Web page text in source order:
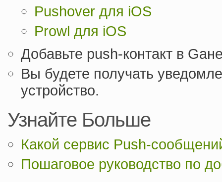
Pushover для iOS
Prowl для iOS
Добавьте push-контакт в
Вы будете получать
устройство.
Узнайте Больше
Какой сервис Push-
Пошаговое руководство по